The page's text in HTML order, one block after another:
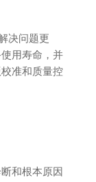
决问题更
用寿命，并
准和质量控
和根本原因